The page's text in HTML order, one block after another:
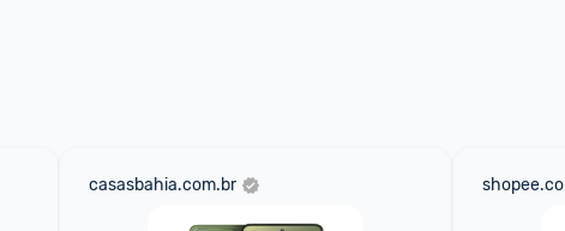
casasbahia.com.br